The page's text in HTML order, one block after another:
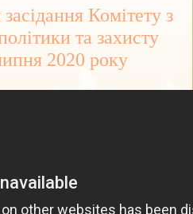
Комітету з
та захисту
2020 року